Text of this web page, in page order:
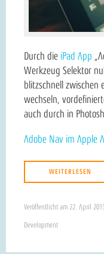
Durch die iPad App
Werkzeug Selektor
blitzschnell zwischen
wechseln,
auch durch in
Adobe Nav im Apple
WEITERLESEN
Veröffentlicht am 22. April
Development